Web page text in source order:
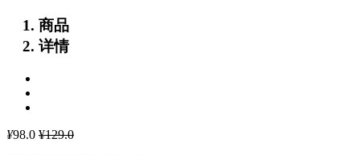
商品
详情
¥98.0 ¥129.0